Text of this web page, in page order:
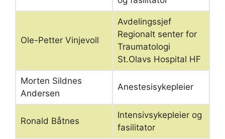
Ole-Petter Vinjevoll
Avdelingssjef
Regionalt senter for
Traumatologi
St.Olavs Hospital HF
Morten Sildnes
Andersen
Anestesisykepleier
Ronald Båtnes
Intensivsykepleier og
fasilitator